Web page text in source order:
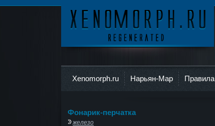
Xenomorph.ru Нарьян-Мар Правила
Фонарик-перчатка
железо